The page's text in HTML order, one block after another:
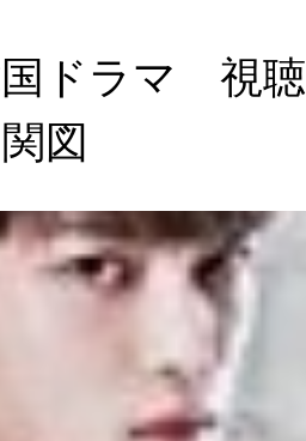
ドラマ 視聴
図